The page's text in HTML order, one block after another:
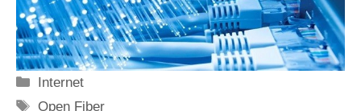
Categorie
Internet
Tag
Open Fiber